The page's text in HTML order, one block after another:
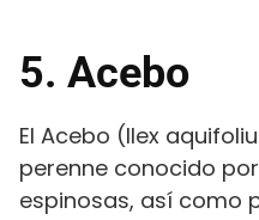
5. Acebo
El Acebo (Ilex
perenne conocido
espinosas, así como